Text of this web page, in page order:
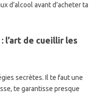
d’alcool avant d’acheter ta
l’art de cueillir les
secrètes. Il te faut une
te garantisse presque